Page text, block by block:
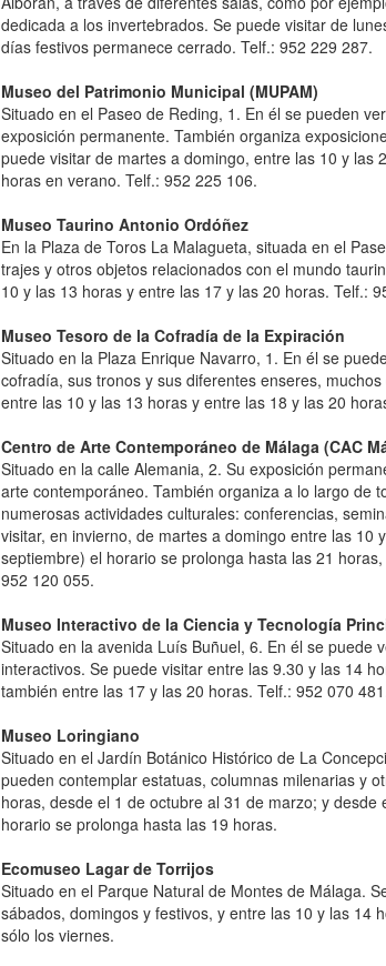
dedicada a los invertebrados. Se puede visitar de
días festivos permanece cerrado. Telf.: 952 229 287.
Museo del Patrimonio Municipal (MUPAM)
Situado en el Paseo de Reding, 1. En él se pueden
exposición permanente. También organiza
puede visitar de martes a domingo, entre las 10 y las
horas en verano. Telf.: 952 225 106.
Museo Taurino Antonio Ordóñez
En la Plaza de Toros La Malagueta, situada en el
trajes y otros objetos relacionados con el mundo
10 y las 13 horas y entre las 17 y las 20 horas. Telf.:
Museo Tesoro de la Cofradía de la Expiración
Situado en la Plaza Enrique Navarro, 1. En él se
cofradía, sus tronos y sus diferentes enseres,
entre las 10 y las 13 horas y entre las 18 y las 20
Centro de Arte Contemporáneo de Málaga (CAC
Situado en la calle Alemania, 2. Su exposición
arte contemporáneo. También organiza a lo largo de
numerosas actividades culturales: conferencias,
visitar, en invierno, de martes a domingo entre las 10
septiembre) el horario se prolonga hasta las 21
952 120 055.
Museo Interactivo de la Ciencia y Tecnología
Situado en la avenida Luís Buñuel, 6. En él se puede
interactivos. Se puede visitar entre las 9.30 y las 14
también entre las 17 y las 20 horas. Telf.: 952 070
Museo Loringiano
Situado en el Jardín Botánico Histórico de La
pueden contemplar estatuas, columnas milenarias y
horas, desde el 1 de octubre al 31 de marzo; y
horario se prolonga hasta las 19 horas.
Ecomuseo Lagar de Torrijos
Situado en el Parque Natural de Montes de Málaga.
sábados, domingos y festivos, y entre las 10 y las 14
sólo los viernes.